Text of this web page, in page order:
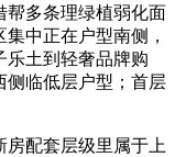
帮多条理绿植弱化面
中正在户型南侧，
乐土到轻奢品牌购
侧临低层户型；首层
配套层级里属于上